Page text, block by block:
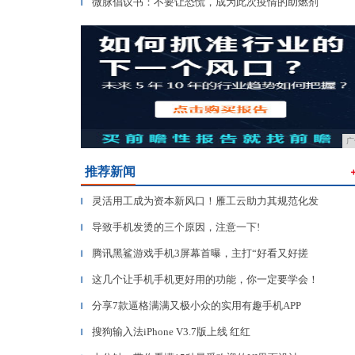
▎
推荐新闻
▎ 灵活用工成为资本新风口！雁工云助力其规范化发
▎ 导致手机发烫的三个原因，注意一下!
▎ 腾讯黑鲨游戏手机3屏幕首曝，主打“好看又好搓
▎ 这几个让手机手机更好用的功能，你一定要学会！
▎ 分享7款逼格满满又极小众的实用有趣手机APP
▎ 搜狗输入法iPhone V3.7版上线 红红